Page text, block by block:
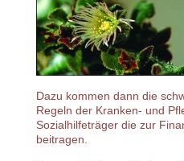
Dazu kommen dann die
Regeln der Kranken- und
Sozialhilfeträger die zur
beitragen.